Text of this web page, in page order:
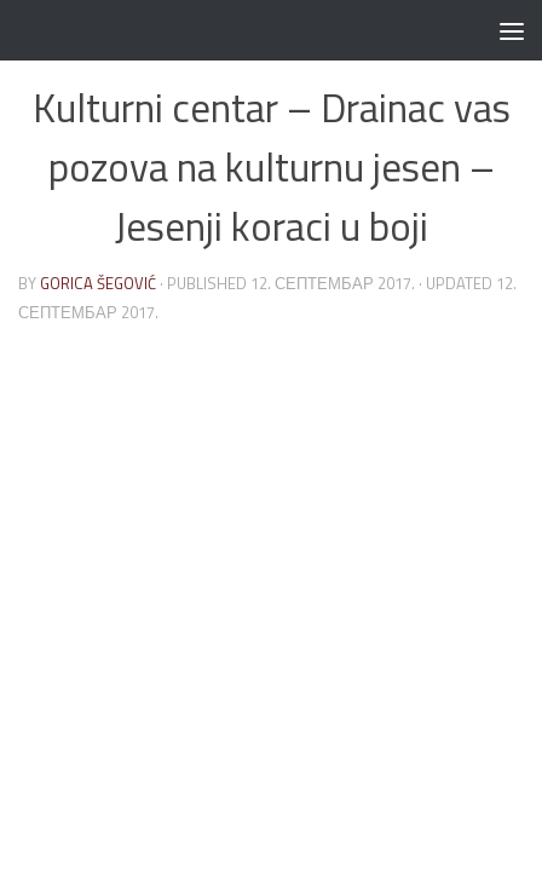
Kulturni centar – Drainac vas
pozova na kulturnu jesen –
Jesenji koraci u boji
BY GORICA ŠEGOVIĆ · PUBLISHED 12. СЕПТЕМБАР 2017. · UPDATED 12.
СЕПТЕМБАР 2017.